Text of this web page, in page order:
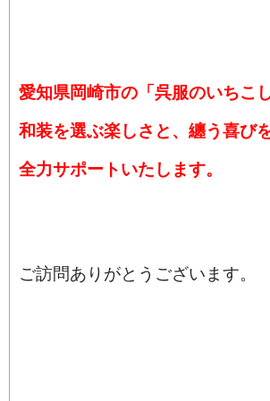
愛知県岡崎市の「呉服のいちこし
和装を選ぶ楽しさと、纏う喜び
全力サポートいたします。
ご訪問ありがとうございます。